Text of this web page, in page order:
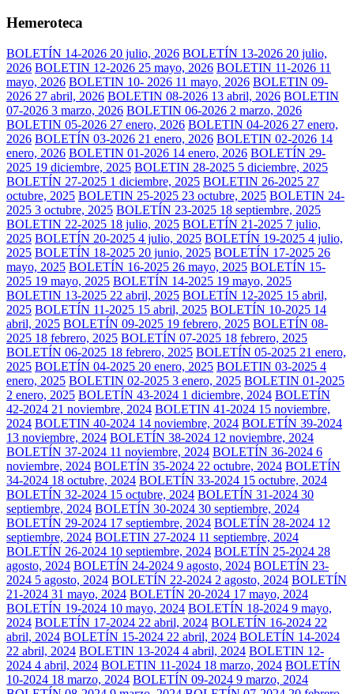
Hemeroteca
BOLETÍN 14-2026 20 julio, 2026 BOLETÍN 13-2026 20 julio,
2026 BOLETIN 12-2026 25 mayo, 2026 BOLETIN 11-2026 11
mayo, 2026 BOLETIN 10- 2026 11 mayo, 2026 BOLETIN 09-
2026 27 abril, 2026 BOLETIN 08-2026 13 abril, 2026 BOLETIN
07-2026 3 marzo, 2026 BOLETIN 06-2026 2 marzo, 2026
BOLETIN 05-2026 27 enero, 2026 BOLETIN 04-2026 27 enero,
2026 BOLETÍN 03-2026 21 enero, 2026 BOLETIN 02-2026 14
enero, 2026 BOLETIN 01-2026 14 enero, 2026 BOLETÍN 29-
2025 19 diciembre, 2025 BOLETIN 28-2025 5 diciembre, 2025
BOLETÍN 27-2025 1 diciembre, 2025 BOLETIN 26-2025 27
octubre, 2025 BOLETIN 25-2025 23 octubre, 2025 BOLETIN 24-
2025 3 octubre, 2025 BOLETÍN 23-2025 18 septiembre, 2025
BOLETIN 22-2025 18 julio, 2025 BOLETÍN 21-2025 7 julio,
2025 BOLETÍN 20-2025 4 julio, 2025 BOLETÍN 19-2025 4 julio,
2025 BOLETÍN 18-2025 20 junio, 2025 BOLETÍN 17-2025 26
mayo, 2025 BOLETÍN 16-2025 26 mayo, 2025 BOLETÍN 15-
2025 19 mayo, 2025 BOLETÍN 14-2025 19 mayo, 2025
BOLETIN 13-2025 22 abril, 2025 BOLETÍN 12-2025 15 abril,
2025 BOLETÍN 11-2025 15 abril, 2025 BOLETÍN 10-2025 14
abril, 2025 BOLETÍN 09-2025 19 febrero, 2025 BOLETÍN 08-
2025 18 febrero, 2025 BOLETÍN 07-2025 18 febrero, 2025
BOLETÍN 06-2025 18 febrero, 2025 BOLETÍN 05-2025 21 enero,
2025 BOLETÍN 04-2025 20 enero, 2025 BOLETIN 03-2025 4
enero, 2025 BOLETIN 02-2025 3 enero, 2025 BOLETIN 01-2025
2 enero, 2025 BOLETÍN 43-2024 1 diciembre, 2024 BOLETÍN
42-2024 21 noviembre, 2024 BOLETIN 41-2024 15 noviembre,
2024 BOLETIN 40-2024 14 noviembre, 2024 BOLETÍN 39-2024
13 noviembre, 2024 BOLETÍN 38-2024 12 noviembre, 2024
BOLETÍN 37-2024 11 noviembre, 2024 BOLETÍN 36-2024 6
noviembre, 2024 BOLETÍN 35-2024 22 octubre, 2024 BOLETÍN
34-2024 18 octubre, 2024 BOLETÍN 33-2024 15 octubre, 2024
BOLETÍN 32-2024 15 octubre, 2024 BOLETÍN 31-2024 30
septiembre, 2024 BOLETÍN 30-2024 30 septiembre, 2024
BOLETÍN 29-2024 17 septiembre, 2024 BOLETÍN 28-2024 12
septiembre, 2024 BOLETIN 27-2024 11 septiembre, 2024
BOLETÍN 26-2024 10 septiembre, 2024 BOLETÍN 25-2024 28
agosto, 2024 BOLETÍN 24-2024 9 agosto, 2024 BOLETÍN 23-
2024 5 agosto, 2024 BOLETÍN 22-2024 2 agosto, 2024 BOLETÍN
21-2024 31 mayo, 2024 BOLETÍN 20-2024 17 mayo, 2024
BOLETÍN 19-2024 10 mayo, 2024 BOLETÍN 18-2024 9 mayo,
2024 BOLETÍN 17-2024 22 abril, 2024 BOLETÍN 16-2024 22
abril, 2024 BOLETÍN 15-2024 22 abril, 2024 BOLETÍN 14-2024
22 abril, 2024 BOLETIN 13-2024 4 abril, 2024 BOLETIN 12-
2024 4 abril, 2024 BOLETIN 11-2024 18 marzo, 2024 BOLETÍN
10-2024 18 marzo, 2024 BOLETÍN 09-2024 9 marzo, 2024